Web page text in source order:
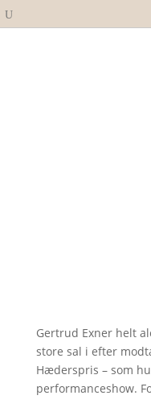
Gertrud Exner helt
store sal i efter
Hæderspris – som
performanceshow.